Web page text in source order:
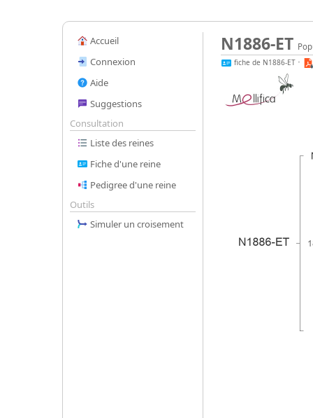
Accueil
Connexion
Aide
Suggestions
Consultation
Liste des reines
Fiche d'une reine
Pedigree d'une reine
Outils
Simuler un croisement
N1886-ET
fiche de N1886-ET •